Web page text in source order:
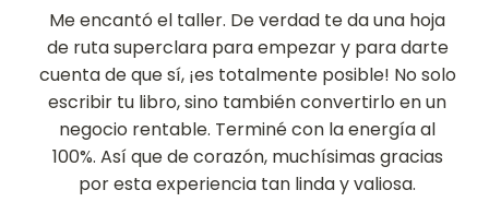
Me encantó el taller. De verdad te da una hoja
de ruta superclara para empezar y para darte
cuenta de que sí, ¡es totalmente posible! No solo
escribir tu libro, sino también convertirlo en un
negocio rentable. Terminé con la energía al
100%. Así que de corazón, muchísimas gracias
por esta experiencia tan linda y valiosa.